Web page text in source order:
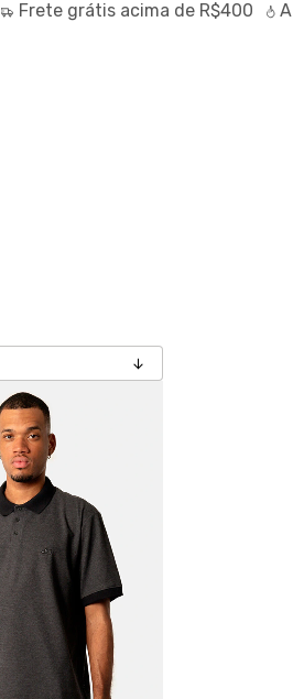
Fretegrátisacima de R$400